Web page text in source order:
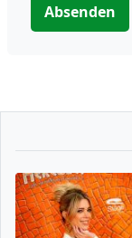
Absenden